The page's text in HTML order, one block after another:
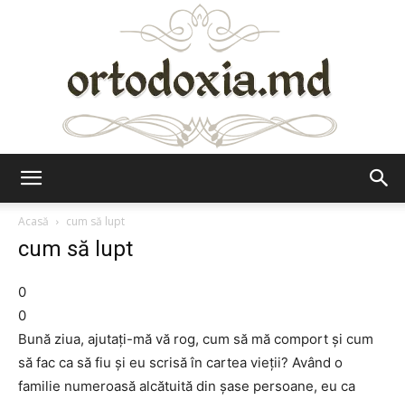
Acasă
cum să lupt
cum să lupt
0
0
Bună ziua, ajutaţi-mă vă rog, cum să mă comport şi cum
să fac ca să fiu şi eu scrisă în cartea vieţii? Având o
familie numeroasă alcătuită din şase persoane, eu ca